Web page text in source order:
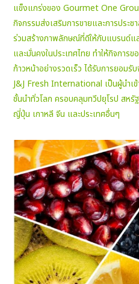
แข็งแกร่งของ Gourmet One
กิจกรรมส่งเสริมการขายและการประ
ร่วมสร้างภาพลักษณ์ที่ดีให้กับแบรนด์แ
และมั่นคงในประเทศไทย ทำให้กิจกา
ก้าวหน้าอย่างรวดเร็ว ได้รับการยอม
J&J Fresh International เป็นผู้นำเ
ชั้นนำทั่วโลก ครอบคลุมทวีปยุโรป สห
ญี่ปุ่น เกาหลี จีน และประเทศอื่นๆ